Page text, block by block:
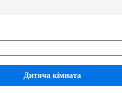
Дитяча кімната